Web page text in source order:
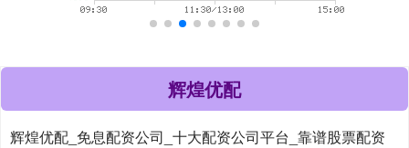
辉煌优配
辉煌优配_免息配资公司_十大配资公司平台_靠谱股票配资